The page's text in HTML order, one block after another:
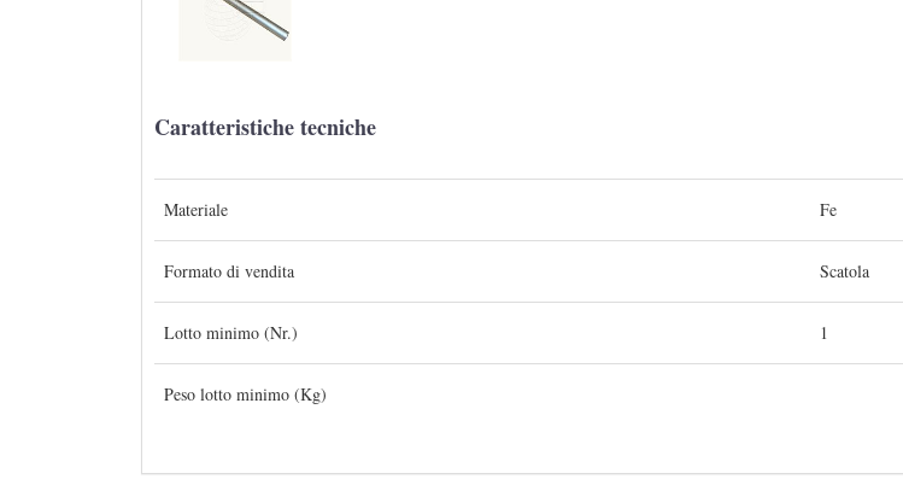
Caratteristiche tecniche
Materiale Fe
Formato di vendita Scatola
Lotto minimo (Nr.) 1
Peso lotto minimo (Kg)